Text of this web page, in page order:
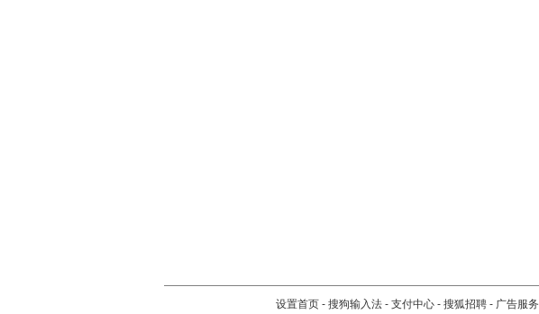
设置首页 - 搜狗输入法 - 支付中心 - 搜狐招聘 - 广告服务